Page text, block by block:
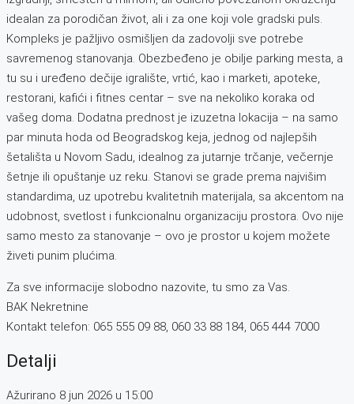
idealan za porodičan život, ali i za one koji vole gradski puls.
Kompleks je pažljivo osmišljen da zadovolji sve potrebe
savremenog stanovanja. Obezbeđeno je obilje parking mesta, a
tu su i uređeno dečije igralište, vrtić, kao i marketi, apotekе,
restorani, kafići i fitnes centar – sve na nekoliko koraka od
vašeg doma. Dodatna prednost je izuzetna lokacija – na samo
par minuta hoda od Beogradskog keja, jednog od najlepših
šetališta u Novom Sadu, idealnog za jutarnje trčanje, večernje
šetnje ili opuštanje uz reku. Stanovi se grade prema najvišim
standardima, uz upotrebu kvalitetnih materijala, sa akcentom na
udobnost, svetlost i funkcionalnu organizaciju prostora. Ovo nije
samo mesto za stanovanje – ovo je prostor u kojem možete
živeti punim plućima.
Za sve informacije slobodno nazovite, tu smo za Vas.
BAK Nekretnine
Kontakt telefon: 065 555 09 88, 060 33 88 184, 065 444 7000
Detalji
Ažurirano 8 jun 2026 u 15:00